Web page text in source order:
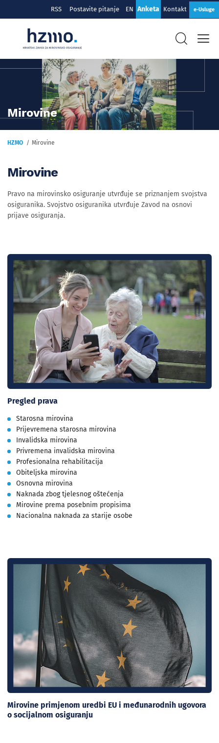
RSS Postavite pitanje EN Anketa Kontakt e-Usluge
Mirovine
HZMO Mirovine
Mirovine
Pravo na mirovinsko osiguranje utvrđuje se priznanjem svojstva
osiguranika. Svojstvo osiguranika utvrđuje Zavod na osnovi
prijave osiguranja.
Pregled prava
Starosna mirovina
Prijevremena starosna mirovina
Invalidska mirovina
Privremena invalidska mirovina
Profesionalna rehabilitacija
Obiteljska mirovina
Osnovna mirovina
Naknada zbog tjelesnog oštećenja
Mirovine prema posebnim propisima
Nacionalna naknada za starije osobe
Mirovine primjenom uredbi EU i međunarodnih ugovora
o socijalnom osiguranju